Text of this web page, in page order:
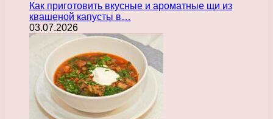
Как приготовить вкусные и ароматные щи из
квашеной капусты в…
03.07.2026